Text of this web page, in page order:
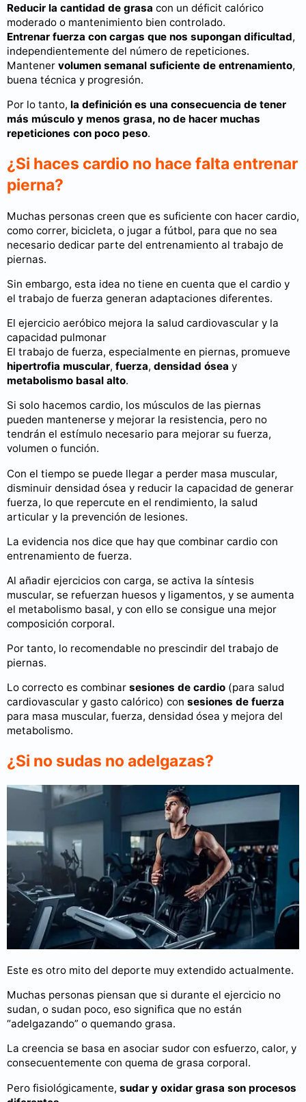
Reducir la cantidad de grasa con un déficit calórico
moderado o mantenimiento bien controlado.
Entrenar fuerza con cargas que nos supongan dificultad,
independientemente del número de repeticiones.
Mantener volumen semanal suficiente de entrenamiento,
buena técnica y progresión.
Por lo tanto, la definición es una consecuencia de tener
más músculo y menos grasa, no de hacer muchas
repeticiones con poco peso.
¿Si haces cardio no hace falta entrenar
pierna?
Muchas personas creen que es suficiente con hacer cardio,
como correr, bicicleta, o jugar a fútbol, para que no sea
necesario dedicar parte del entrenamiento al trabajo de
piernas.
Sin embargo, esta idea no tiene en cuenta que el cardio y
el trabajo de fuerza generan adaptaciones diferentes.
El ejercicio aeróbico mejora la salud cardiovascular y la
capacidad pulmonar
El trabajo de fuerza, especialmente en piernas, promueve
hipertrofia muscular, fuerza, densidad ósea y
metabolismo basal alto.
Si solo hacemos cardio, los músculos de las piernas
pueden mantenerse y mejorar la resistencia, pero no
tendrán el estímulo necesario para mejorar su fuerza,
volumen o función.
Con el tiempo se puede llegar a perder masa muscular,
disminuir densidad ósea y reducir la capacidad de generar
fuerza, lo que repercute en el rendimiento, la salud
articular y la prevención de lesiones.
La evidencia nos dice que hay que combinar cardio con
entrenamiento de fuerza.
Al añadir ejercicios con carga, se activa la síntesis
muscular, se refuerzan huesos y ligamentos, y se aumenta
el metabolismo basal, y con ello se consigue una mejor
composición corporal.
Por tanto, lo recomendable no prescindir del trabajo de
piernas.
Lo correcto es combinar sesiones de cardio (para salud
cardiovascular y gasto calórico) con sesiones de fuerza
para masa muscular, fuerza, densidad ósea y mejora del
metabolismo.
¿Si no sudas no adelgazas?
Este es otro mito del deporte muy extendido actualmente.
Muchas personas piensan que si durante el ejercicio no
sudan, o sudan poco, eso significa que no están
“adelgazando” o quemando grasa.
La creencia se basa en asociar sudor con esfuerzo, calor, y
consecuentemente con quema de grasa corporal.
Pero fisiológicamente, sudar y oxidar grasa son procesos